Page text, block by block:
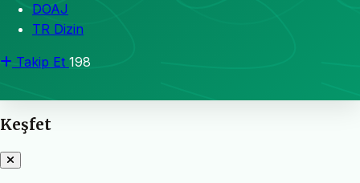
DOAJ
TR Dizin
Takip Et 198
Keşfet